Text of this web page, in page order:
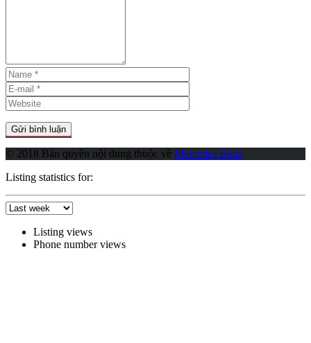
© 2018 Bản quyền nội dung thuộc về Mercedes Benz
Listing statistics for:
Listing views
Phone number views